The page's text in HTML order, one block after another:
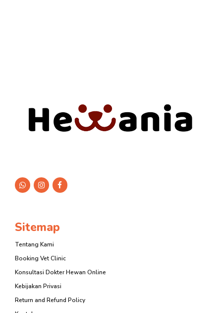
Sitemap
Tentang Kami
Booking Vet Clinic
Konsultasi Dokter Hewan Online
Kebijakan Privasi
Return and Refund Policy